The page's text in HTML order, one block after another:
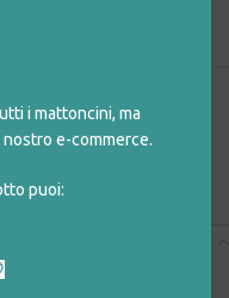
i mattoncini, ma
e-commerce.
puoi:
, sapientino